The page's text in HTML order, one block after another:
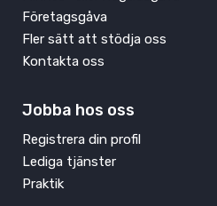
Företagsgåva
Fler sätt att stödja oss
Kontakta oss
Jobba hos oss
Registrera din profil
Lediga tjänster
Praktik